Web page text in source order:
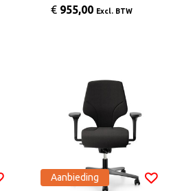
€ 955,00 Excl. BTW
Aanbieding